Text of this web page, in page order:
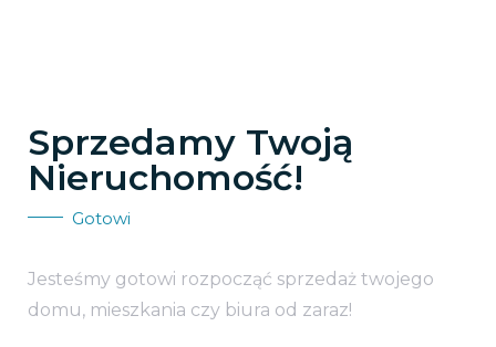
Sprzedamy Twoją
Nieruchomość!
Gotowi
Jesteśmy gotowi rozpocząć sprzedaż twojego
domu, mieszkania czy biura od zaraz!